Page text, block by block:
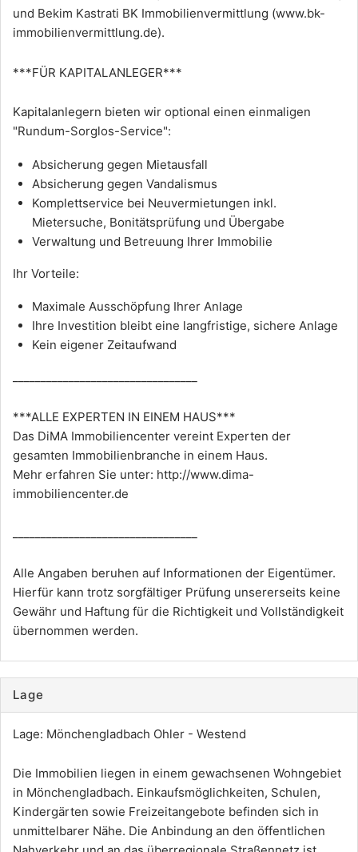
und Bekim Kastrati BK Immobilienvermittlung (www.bk-
immobilienvermittlung.de).
***FÜR KAPITALANLEGER***
Kapitalanlegern bieten wir optional einen einmaligen
"Rundum-Sorglos-Service":
Absicherung gegen Mietausfall
Absicherung gegen Vandalismus
Komplettservice bei Neuvermietungen inkl.
Mietersuche, Bonitätsprüfung und Übergabe
Verwaltung und Betreuung Ihrer Immobilie
Ihr Vorteile:
Maximale Ausschöpfung Ihrer Anlage
Ihre Investition bleibt eine langfristige, sichere Anlage
Kein eigener Zeitaufwand
***ALLE EXPERTEN IN EINEM HAUS***
Das DiMA Immobiliencenter vereint Experten der
gesamten Immobilienbranche in einem Haus.
Mehr erfahren Sie unter: http://www.dima-
immobiliencenter.de
Alle Angaben beruhen auf Informationen der Eigentümer.
Hierfür kann trotz sorgfältiger Prüfung unsererseits keine
Gewähr und Haftung für die Richtigkeit und Vollständigkeit
übernommen werden.
Lage
Lage: Mönchengladbach Ohler - Westend
Die Immobilien liegen in einem gewachsenen Wohngebiet
in Mönchengladbach. Einkaufsmöglichkeiten, Schulen,
Kindergärten sowie Freizeitangebote befinden sich in
unmittelbarer Nähe. Die Anbindung an den öffentlichen